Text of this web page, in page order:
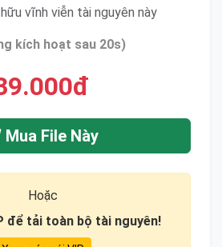
vĩnh viễn tài nguyên này
kích hoạt sau 20s)
Mua File Này
Hoặc
để tải toàn bộ tài nguyên!